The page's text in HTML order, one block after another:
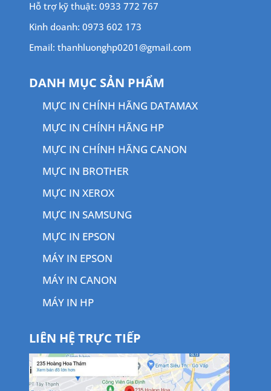
Hỗ trợ kỹ thuật: 0933 772 767
Kinh doanh: 0973 602 173
Email: thanhluonghp0201@gmail.com
DANH MỤC SẢN PHẨM
MỰC IN CHÍNH HÃNG DATAMAX
MỰC IN CHÍNH HÃNG HP
MỰC IN CHÍNH HÃNG CANON
MỰC IN BROTHER
MỰC IN XEROX
MỰC IN SAMSUNG
MỰC IN EPSON
MÁY IN EPSON
MÁY IN CANON
MÁY IN HP
LIÊN HỆ TRỰC TIẾP